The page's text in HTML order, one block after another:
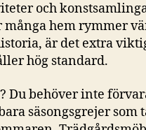
och
många hem rymmer
är det extra
hög standard.
Du behöver inte
säsongsgrejer som